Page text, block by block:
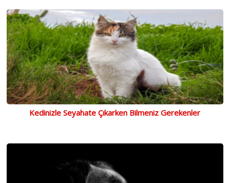
Kedinizle Seyahate Çıkarken Bilmeniz Gerekenler